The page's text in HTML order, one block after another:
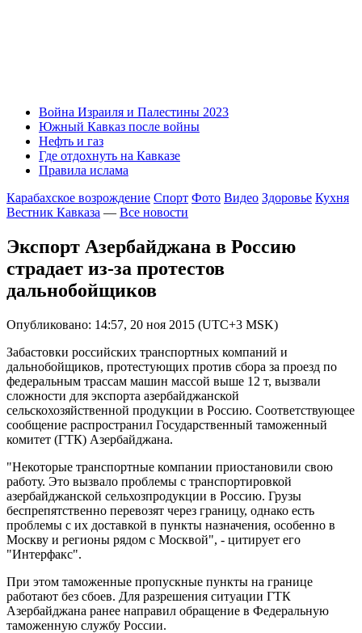
Война Израиля и Палестины 2023
Южный Кавказ после войны
Нефть и газ
Где отдохнуть на Кавказе
Правила ислама
Карабахское возрождение Спорт Фото Видео Здоровье Кухня
Вестник Кавказа — Все новости
Экспорт Азербайджана в Россию
страдает из-за протестов
дальнобойщиков
Опубликовано: 14:57, 20 ноя 2015 (UTC+3 MSK)
Забастовки российских транспортных компаний и
дальнобойщиков, протестующих против сбора за проезд по
федеральным трассам машин массой выше 12 т, вызвали
сложности для экспорта азербайджанской
сельскохозяйственной продукции в Россию. Соответствующее
сообщение распространил Государственный таможенный
комитет (ГТК) Азербайджана.
"Некоторые транспортные компании приостановили свою
работу. Это вызвало проблемы с транспортировкой
азербайджанской сельхозпродукции в Россию. Грузы
беспрепятственно перевозят через границу, однако есть
проблемы с их доставкой в пункты назначения, особенно в
Москву и регионы рядом с Москвой", - цитирует его
"Интерфакс".
При этом таможенные пропускные пункты на границе
работают без сбоев. Для разрешения ситуации ГТК
Азербайджана ранее направил обращение в Федеральную
таможенную службу России.